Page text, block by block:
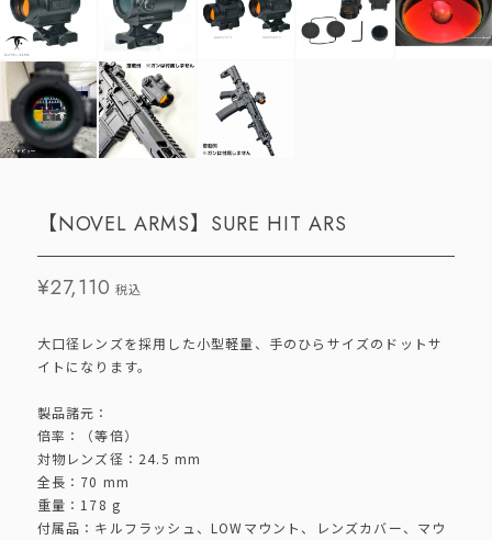
【NOVEL ARMS】SURE HIT ARS
¥27,110 税込
大口径レンズを採用した小型軽量、手のひらサイズのドットサ
イトになります。
製品諸元：
倍率：（等倍）
対物レンズ径：24.5 mm
全長：70 mm
重量：178 g
付属品：キルフラッシュ、LOWマウント、レンズカバー、マウ